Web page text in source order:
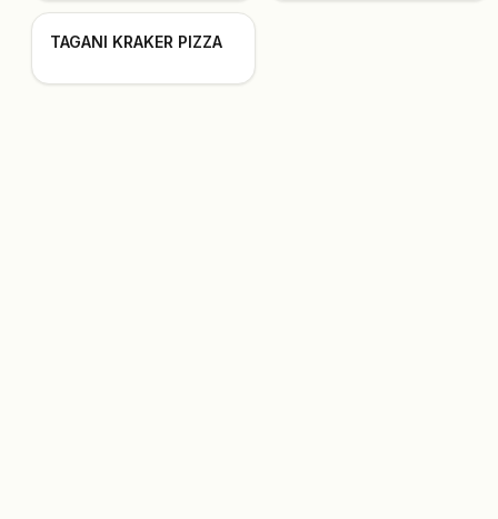
TAGANI KRAKER PIZZA